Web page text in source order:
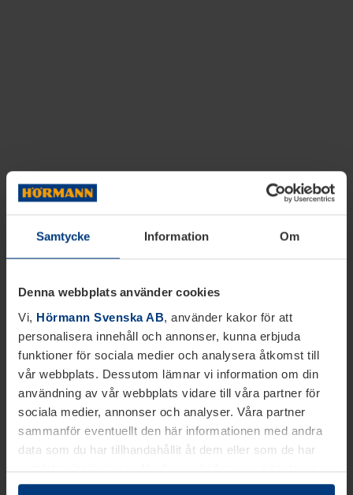
Samtycke Information Om
Denna webbplats använder cookies
Vi, Hörmann Svenska AB, använder kakor för att
personalisera innehåll och annonser, kunna erbjuda
funktioner för sociala medier och analysera åtkomst till
vår webbplats. Dessutom lämnar vi information om din
användning av vår webbplats vidare till våra partner för
sociala medier, annonser och analyser. Våra partner
sammanför eventuellt den här informationen med andra
data som du har tillhandahållit åt dem eller som de har
samlat in inom ramen för din användning av tjänsterna.
Juridiskt kan vi lagra kakor på din enhet, om de är